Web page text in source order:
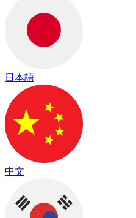
日本語
中文